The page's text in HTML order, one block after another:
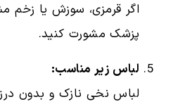
اگر قرمزی، سوزش یا زخم
پزشک مشورت کنید.
لباس زیر مناسب:
لباس نخی نازک و بدون